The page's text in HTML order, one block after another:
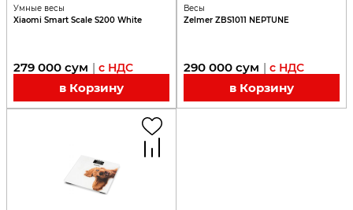
Умные весы
Xiaomi Smart Scale S200 White
279 000 сум | с НДС
в Корзину
Весы
Zelmer ZBS1011 NEPTUNE
290 000 сум | с НДС
в Корзину